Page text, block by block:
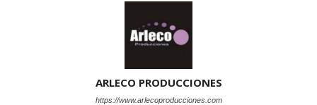
ARLECO PRODUCCIONES
https://www.arlecoproducciones.com